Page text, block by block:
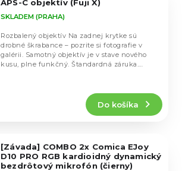
APS-C objektív (Fuji X)
SKLADEM (PRAHA)
Do košíka
Rozbalený objektív Na zadnej krytke sú
drobné škrabance – pozrite si fotografie v
galérii. Samotný objektív je v stave nového
kusu, plne funkčný. Štandardná záruka.
[Závada] COMBO 2x Comica EJoy
D10 PRO RGB kardioidný dynamický
bezdrôtový mikrofón (čierny)